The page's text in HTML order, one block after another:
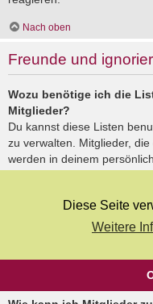
Diese Seite
Weitere
Nach oben
Freunde und
Wozu benötige ich die
Mitglieder?
Du kannst diese Listen
zu verwalten. Mitglieder,
werden in deinem
aufgelistet. Du siehst dort
schnell eine Private
den du verwendest,
hervorgehoben sein.